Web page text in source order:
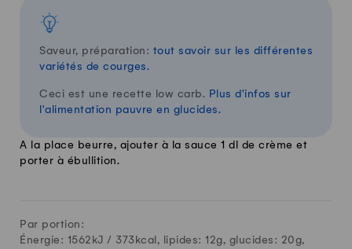
Saveur, préparation: tout savoir sur les différentes
variétés de courges.
Ceci est une recette low carb. Plus d'infos sur
l'alimentation pauvre en glucides.
A la place beurre, ajouter à la sauce 1 dl de crème et
porter à ébullition.
Par portion:
Énergie: 1562kJ / 373 kcal, lipides: 12g, glucides: 20g,